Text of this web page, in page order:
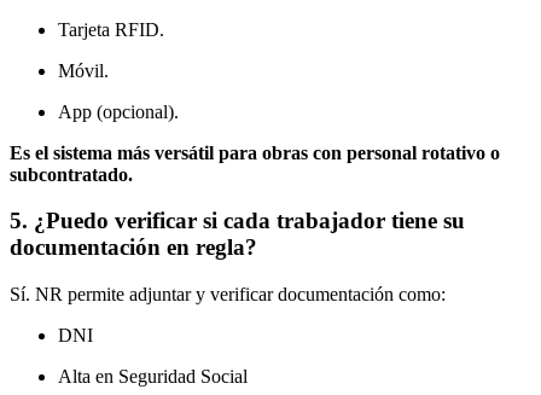
Tarjeta RFID.
Móvil.
App (opcional).
Es el sistema más versátil para obras con personal rotativo o
subcontratado.
5. ¿Puedo verificar si cada trabajador tiene su
documentación en regla?
Sí. NR permite adjuntar y verificar documentación como:
DNI
Alta en Seguridad Social